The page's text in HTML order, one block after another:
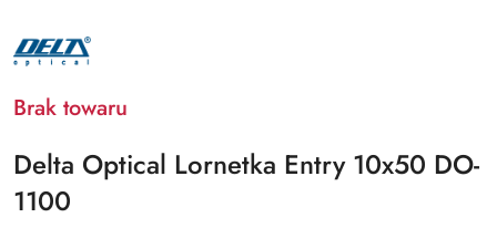
NAZWA
PRODUCENTA:
DELTA
Brak towaru
Delta Optical Lornetka Entry 10x50 DO-
1100